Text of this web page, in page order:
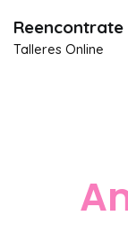
Reencontrate
Talleres Online